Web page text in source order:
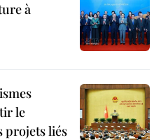
à
le
projets liés